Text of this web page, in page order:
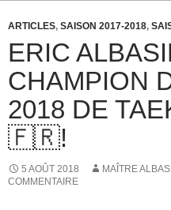
ARTICLES, SAISON 2017-2018,
ERIC
CHAMPION
2018 DE
🇫🇷!
5 AOÛT 2018 MAÎTRE
COMMENTAIRE